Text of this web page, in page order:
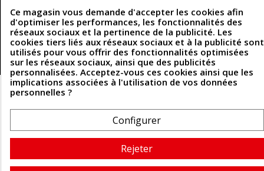
81300 Graulhet
contact@cuirenstock.com
Cuirenstock © 2026 - Une création Quatrys 💙
Ce magasin vous demande d'accepter les cookies afin
d'optimiser les performances, les fonctionnalités des
réseaux sociaux et la pertinence de la publicité. Les
cookies tiers liés aux réseaux sociaux et à la publicité sont
utilisés pour vous offrir des fonctionnalités optimisées
sur les réseaux sociaux, ainsi que des publicités
personnalisées. Acceptez-vous ces cookies ainsi que les
implications associées à l'utilisation de vos données
personnelles ?
Configurer
Rejeter